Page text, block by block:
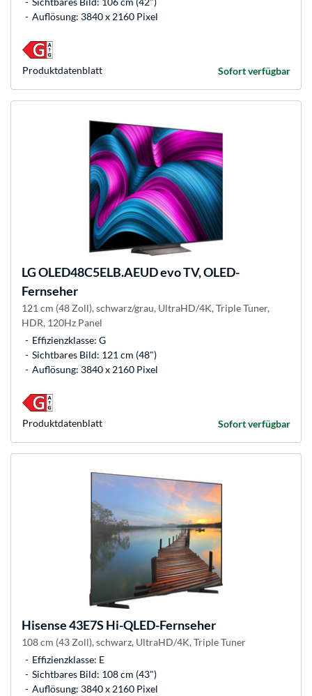
Auflösung: 3840 x 2160 Pixel
Sofort verfügbar
Produkt­datenblatt
LGOLED48C5ELB.AEUD evo TV, OLED-
Fernseher
121 cm (48 Zoll), schwarz/grau, UltraHD/4K, Triple Tuner,
HDR, 120Hz Panel
Effizienzklasse: G
Sichtbares Bild: 121 cm (48")
Auflösung: 3840 x 2160 Pixel
Sofort verfügbar
Produkt­datenblatt
Hisense43E7S Hi-QLED-Fernseher
108 cm (43 Zoll), schwarz, UltraHD/4K, Triple Tuner
Effizienzklasse: E
Sichtbares Bild: 108 cm (43")
Auflösung: 3840 x 2160 Pixel